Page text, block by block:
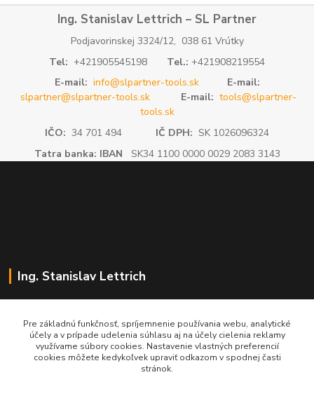
Ing. Stanislav Lettrich – SL Partner
Podjavorinskej 3324/12, 038 61 Vrútky
Tel: +421905545198 Tel.: +421908219554
E-mail: info@slpartner-tools.sk
E-mail:
slpartner@slpartner-tools.sk
E-mail: tools@slpartner-
tools.sk
IČO: 34 701 494 IČ DPH: SK 1026096324
Tatra banka: IBAN SK34 1100 0000 0029 2083 3143
Ing. Stanislav Lettrich
+421 905 545 198
NONSTOP
Pre základnú funkčnosť, spríjemnenie používania webu, analytické
účely a v prípade udelenia súhlasu aj na účely cielenia reklamy
využívame súbory cookies. Nastavenie vlastných preferencií
cookies môžete kedykoľvek upraviť odkazom v spodnej časti
stránok.